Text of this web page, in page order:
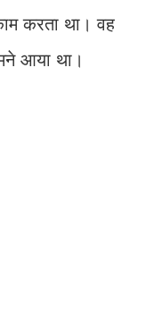
करता था। वह
आया था।